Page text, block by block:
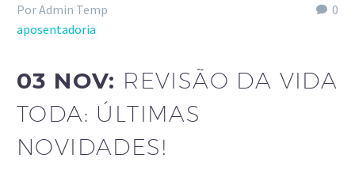
0
Por Admin Temp
aposentadoria
03 NOV: REVISÃO DA VIDA
TODA: ÚLTIMAS
NOVIDADES!